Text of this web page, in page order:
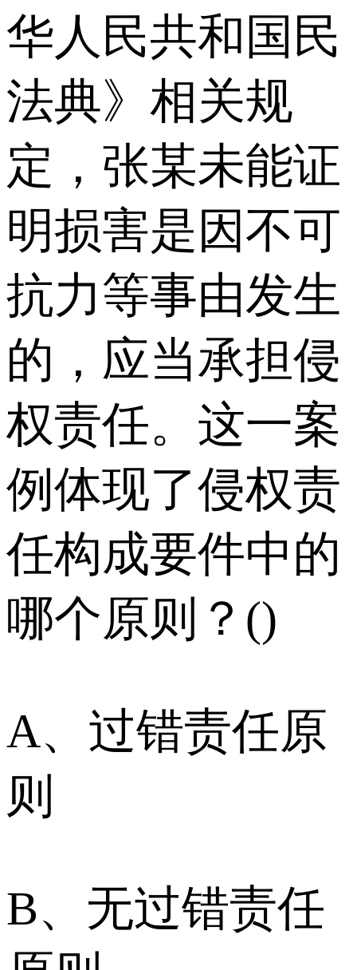
华人民共和国民
法典》相关规
定，张某未能证
明损害是因不可
抗力等事由发生
的，应当承担侵
权责任。这一案
例体现了侵权责
任构成要件中的
哪个原则？()
A、过错责任原
则
B、无过错责任